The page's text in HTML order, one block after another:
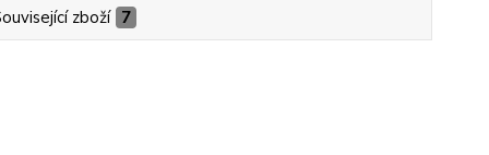
zboží 7